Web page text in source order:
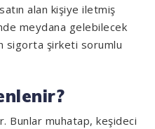
alan kişiye iletmiş
meydana gelebilecek
sigorta şirketi sorumlu
Bunlar muhatap, keşideci